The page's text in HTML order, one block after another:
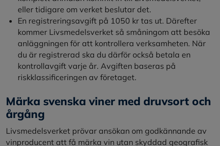
eller tidigare om verket beslutar det.
En registreringsavgift på 1050 kr tas ut. Därefter
kommer Livsmedelsverket så småningom att besöka
anläggningen för att kontrollera verksamheten. När
du är registrerad ska du därför också betala en
kontrollavgift varje år. Avgiften baseras på
riskklassificeringen av företaget.
Märka svenska viner med druvsort och
årgång
Livsmedelsverket prövar ansökan om godkännande av
vinproducent att få märka vin utan skyddad geografisk